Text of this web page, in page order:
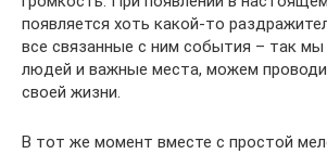
появляется хоть какой-то
все связанные с ним события – так
людей и важные места, можем
своей жизни.
В тот же момент вместе с простой